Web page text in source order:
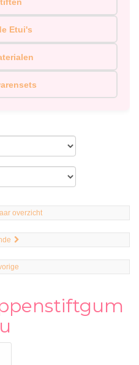
Etui's
overzicht